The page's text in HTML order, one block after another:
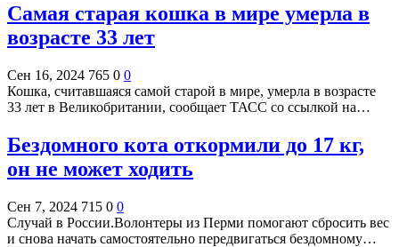
Самая старая кошка в мире умерла в
возрасте 33 лет
Сен 16, 2024 765 0 0
Кошка, считавшаяся самой старой в мире, умерла в возрасте
33 лет в Великобритании, сообщает ТАСС со ссылкой на…
Бездомного кота откормили до 17 кг,
он не может ходить
Сен 7, 2024 715 0 0
Случай в России.Волонтеры из Перми помогают сбросить вес
и снова начать самостоятельно передвигаться бездомному…